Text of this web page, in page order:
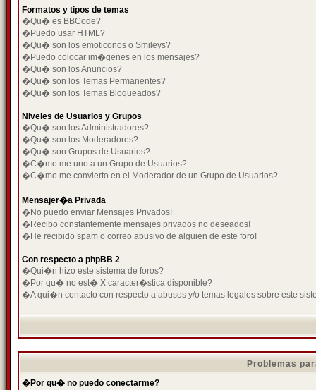
Formatos y tipos de temas
�Qu� es BBCode?
�Puedo usar HTML?
�Qu� son los emoticonos o Smileys?
�Puedo colocar im�genes en los mensajes?
�Qu� son los Anuncios?
�Qu� son los Temas Permanentes?
�Qu� son los Temas Bloqueados?
Niveles de Usuarios y Grupos
�Qu� son los Administradores?
�Qu� son los Moderadores?
�Qu� son Grupos de Usuarios?
�C�mo me uno a un Grupo de Usuarios?
�C�mo me convierto en el Moderador de un Grupo de Usuarios?
Mensajer�a Privada
�No puedo enviar Mensajes Privados!
�Recibo constantemente mensajes privados no deseados!
�He recibido spam o correo abusivo de alguien de este foro!
Con respecto a phpBB 2
�Qui�n hizo este sistema de foros?
�Por qu� no est� X caracter�stica disponible?
�A qui�n contacto con respecto a abusos y/o temas legales sobre este
Problemas
�Por qu� no puedo conectarme?